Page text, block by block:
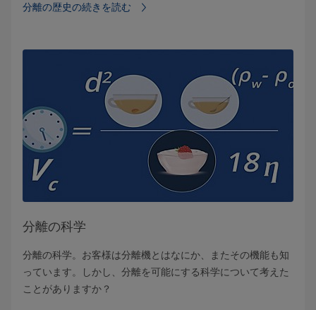
分離の歴史の続きを読む
分離の科学
分離の科学。お客様は分離機とはなにか、またその機能も知
っています。しかし、分離を可能にする科学について考えた
ことがありますか？